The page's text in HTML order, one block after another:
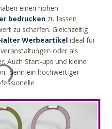
einen hohen
bedrucken zu lassen
zu schaffen. Gleichzeitig
Werbeartikel ideal für
oder als
Auch Start-ups und kleine
denn ein hochwertiger